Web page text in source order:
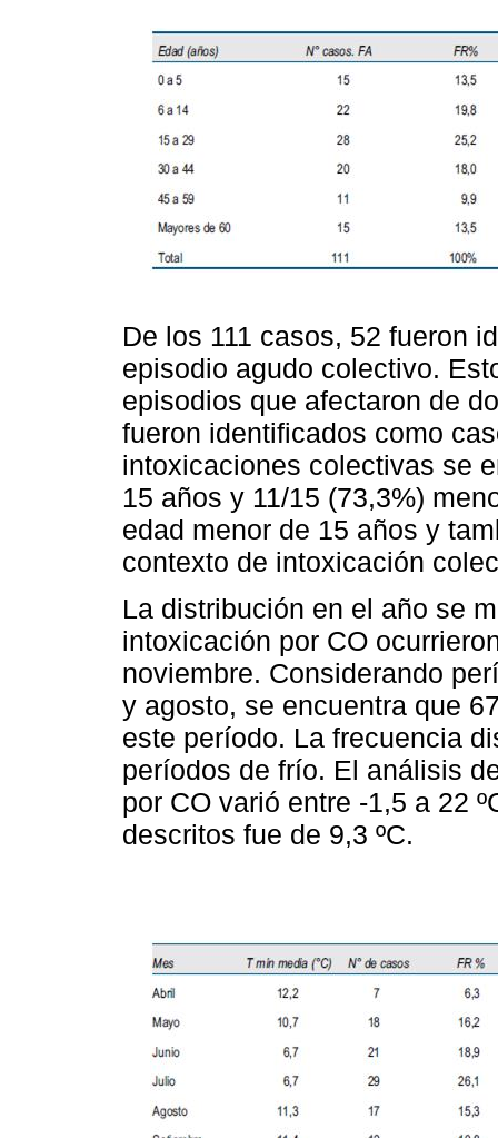
De los 111 casos, 52 fueron
episodio agudo colectivo.
episodios que afectaron de
fueron identificados como
intoxicaciones colectivas se
15 años y 11/15 (73,3%)
edad menor de 15 años y
contexto de intoxicación
La distribución en el año se
intoxicación por CO
noviembre. Considerando
y agosto, se encuentra que
este período. La frecuencia
períodos de frío. El análisis
por CO varió entre -1,5 a 22
descritos fue de 9,3 ºC.